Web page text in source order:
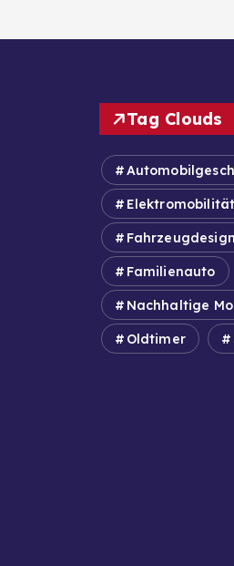
Tag Clouds
Elektromobilität
Fahrzeugdesign
Familienauto
Nachhaltige
Oldtimer